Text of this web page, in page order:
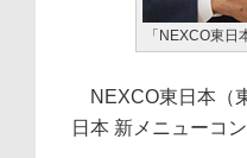
「NEXCO東
NEXCO東日本（
日本 新メニューコ